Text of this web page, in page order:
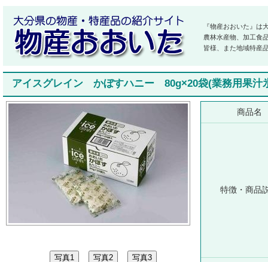
『物産おおいた』は
農林水産物、加工食
皆様、また地域特産
アイスグレイン かぼすハニー 80g×20袋(業務用果汁
商品名
特徴・商品